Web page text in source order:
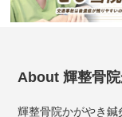
About 輝整骨
輝整骨院かがやき